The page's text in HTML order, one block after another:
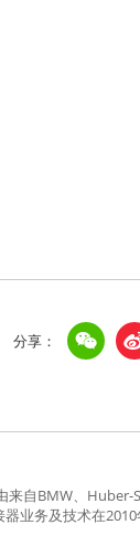
来自BMW、
业务及技术在2010
如今FAKRA已成为